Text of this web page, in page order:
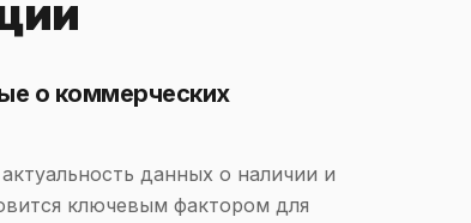
о коммерческих
данных о наличии и
ключевым фактором для